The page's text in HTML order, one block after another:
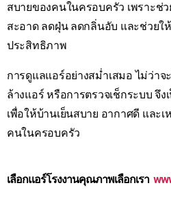
สบายของคนในครอบครัว เพราะช่
สะอาด ลดฝุ่น ลดกลิ่นอับ และช่วยใ
ประสิทธิภาพ
การดูแลแอร์อย่างสม่ำเสมอ ไม่ว่าจ
ล้างแอร์ หรือการตรวจเช็กระบบ จึ
เพื่อให้บ้านเย็นสบาย อากาศดี และ
คนในครอบครัว
เลือกแอร์โรงงานคุณภาพเลือกเรา